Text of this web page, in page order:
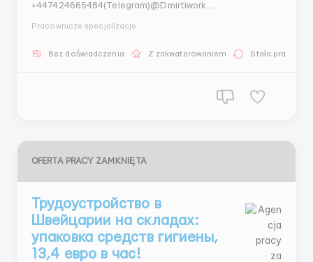
+447424665484(Telegram)@Dmirtiwork
готовой продукции по необходимым коробкам/
Pracownicze specjalizacje
Bez doświadczenia Z zakwaterowaniem Stała praca
OFERTA PRACY ZAMKNIĘTA
Трудоустройство в
Швейцарии на складах:
упаковка средств гигиены,
13,4 евро в час!